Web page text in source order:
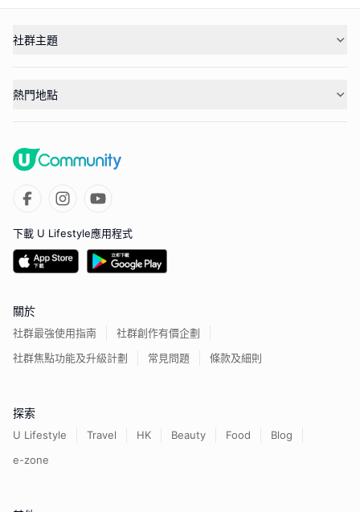
社群主題
熱門地點
下載 U Lifestyle應用程式
關於
社群最強使用指南
社群創作有價企劃
社群焦點功能及升級計劃
常見問題 條款及細則
探索
U Lifestyle Travel HK Beauty Food
Blog
e-zone